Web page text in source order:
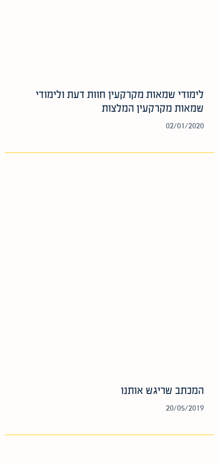
לימודי שמאות מקרקעין חוות דעת ולימודי
שמאות מקרקעין המלצות
02/01/2020
המכתב שריגש אותנו
20/05/2019